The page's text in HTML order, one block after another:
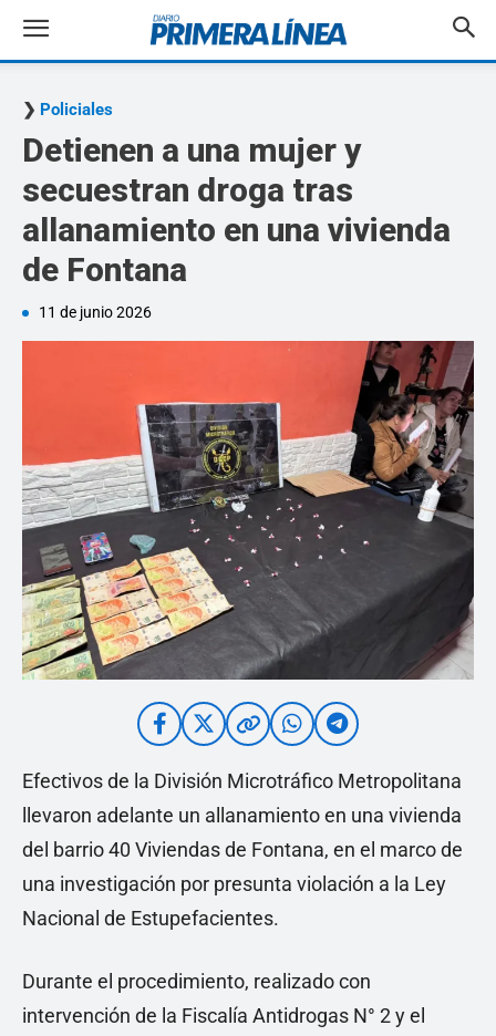
Policiales
Detienen a una mujer y
secuestran droga tras
allanamiento en una vivienda
de Fontana
11 de junio 2026
Efectivos de la División Microtráfico Metropolitana
llevaron adelante un allanamiento en una vivienda
del barrio 40 Viviendas de Fontana, en el marco de
una investigación por presunta violación a la Ley
Nacional de Estupefacientes.
Durante el procedimiento, realizado con
intervención de la Fiscalía Antidrogas N° 2 y el